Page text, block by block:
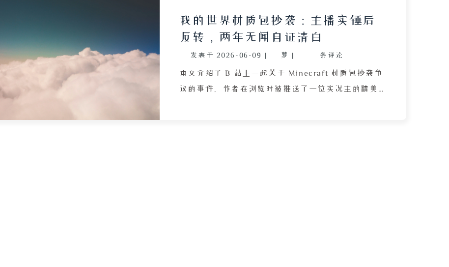
加按关键词或用户名拉黑等精细功能，帮助用户过滤
不良内容。
Docker 和一份 Docker Compose 配置文件轻松部署
了 RSSHub 实例，其中包含无头浏览器、RSSHub 和
Redis 三个服务，并给出了安全建议，如关闭非必要服
务的端口映射以减少攻击面。文章还详细说明了如何
订阅 B 站 UP 主：通过浏览器开发者工具获取登录后
变量，并添加对应 UID，即可生成独立的 RSS 订阅链
我的世界材质包抄袭：主播实锤后
反转，两年无闻自证清白
发表于 2026-06-09 | 梦 | 条评论
本文介绍了 B 站上一起关于 Minecraft 材质包抄袭争
议的事件。作者在浏览时被推送了一位实况主的精美